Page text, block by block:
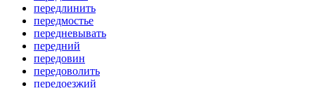
передлинить
передмостье
передневывать
передний
передовин
передоволить
передоезжий